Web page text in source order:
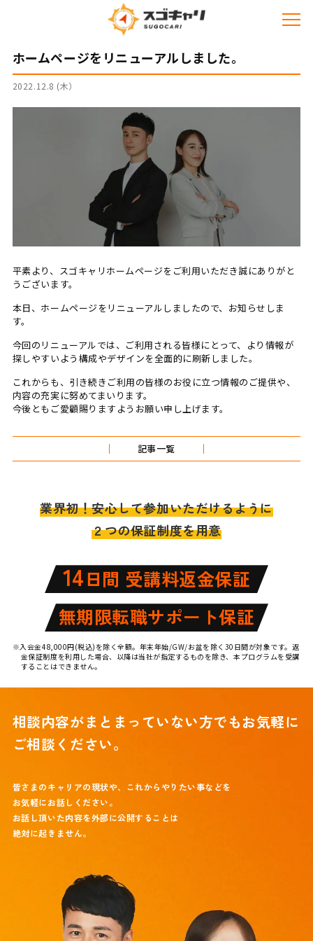
ホームページをリニューアルしました。
2022.12.8 (木）
平素より、スゴキャリホームページをご利用いただき誠にありがと
うございます。
本日、ホームページをリニューアルしましたので、お知らせしま
す。
今回のリニューアルでは、ご利用される皆様にとって、より情報が
探しやすいよう構成やデザインを全面的に刷新しました。
これからも、引き続きご利用の皆様のお役に立つ情報のご提供や、
内容の充実に努めてまいります。
今後ともご愛顧賜りますようお願い申し上げます。
記事一覧
業界初！安心して参加いただけるように
２つの保証制度を用意
14日間 受講料返金保証
無期限転職サポート保証
※入会金48,000円(税込)を除く全額。年末年始/GW/お盆を除く30日間が対象です。返
金保証制度を利用した場合、以降は当社が指定するものを除き、本プログラムを受講
することはできません。
相談内容がまとまっていない方でもお気軽に
ご相談ください。
皆さまのキャリアの現状や、これからやりたい事などを
お気軽にお話しください。
お話し頂いた内容を外部に公開することは
絶対に起きません。